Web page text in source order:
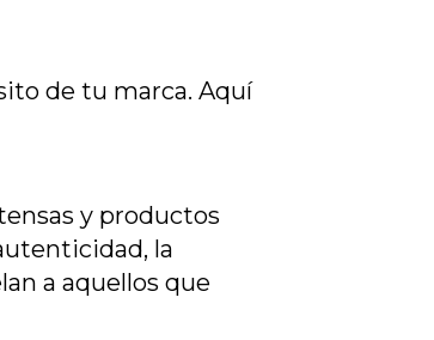
de tu marca. Aquí
y productos
la
a aquellos que